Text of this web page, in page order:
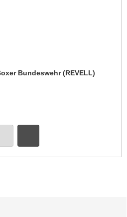
MR-35678 Radsatz GTK Boxer Bundeswehr (REVELL)